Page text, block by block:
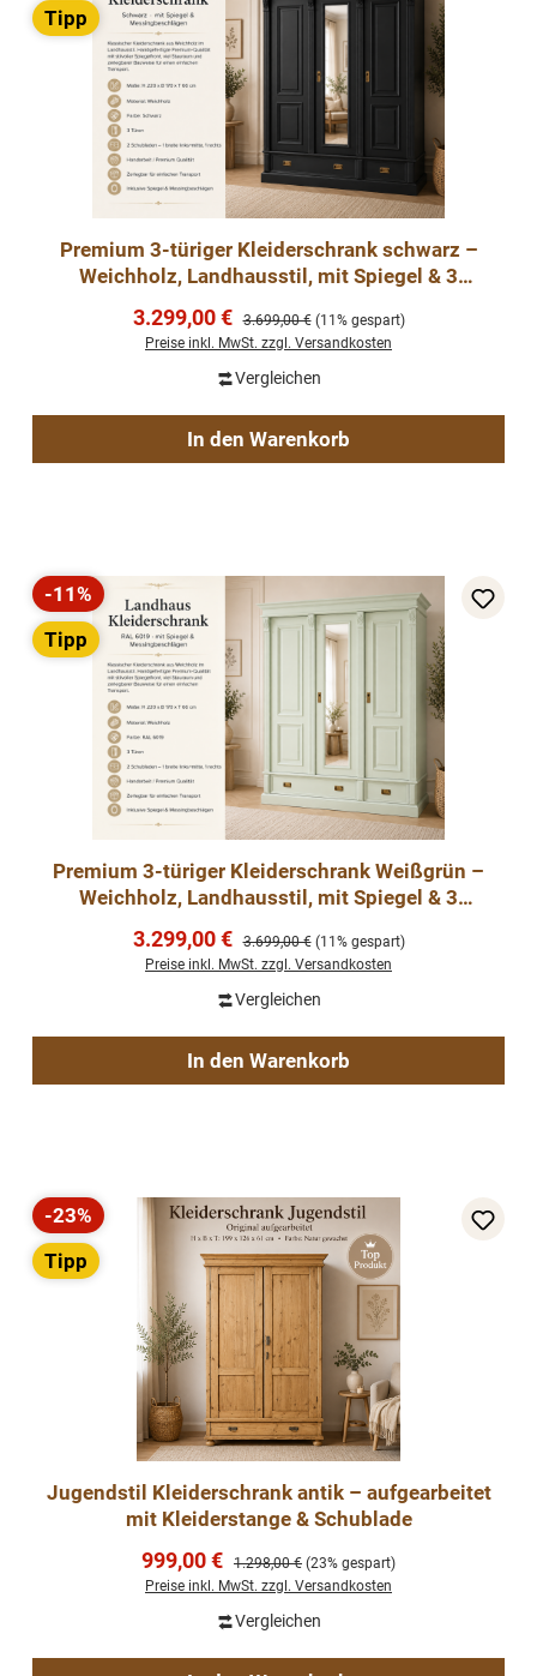
Tipp
Premium 3-türiger Kleiderschrank schwarz –
Weichholz, Landhausstil, mit Spiegel & 3
Verkaufspreis:
3.299,00 € Regulärer Preis:
3.699,00 € (11% gespart)
Preise inkl. MwSt. zzgl. Versandkosten
Vergleichen
In den Warenkorb
Rabatt
-11%
Tipp
Premium 3-türiger Kleiderschrank Weißgrün –
Weichholz, Landhausstil, mit Spiegel & 3
Verkaufspreis:
3.299,00 € Regulärer Preis:
3.699,00 € (11% gespart)
Preise inkl. MwSt. zzgl. Versandkosten
Vergleichen
In den Warenkorb
Rabatt
-23%
Tipp
Jugendstil Kleiderschrank antik – aufgearbeitet
mit Kleiderstange & Schublade
Verkaufspreis:
999,00 € Regulärer Preis:
1.298,00 € (23% gespart)
Preise inkl. MwSt. zzgl. Versandkosten
Vergleichen